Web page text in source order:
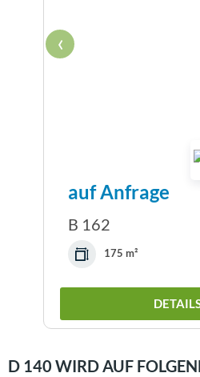
‹
auf Anfrage
B 162
175 m²
D 140 WIRD AUF